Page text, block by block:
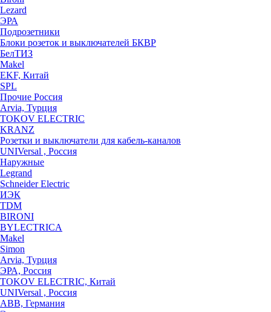
Lezard
ЭРА
Подрозетники
Блоки розеток и выключателей БКВР
БелТИЗ
Makel
EKF, Китай
SPL
Прочие Россия
Arvia, Турция
TOKOV ELECTRIC
KRANZ
Розетки и выключатели для кабель-каналов
UNIVersal , Россия
Наружные
Legrand
Schneider Electric
ИЭК
TDM
BIRONI
BYLECTRICA
Makel
Simon
Arvia, Турция
ЭРА, Россия
TOKOV ELECTRIC, Китай
UNIVersal , Россия
ABB, Германия